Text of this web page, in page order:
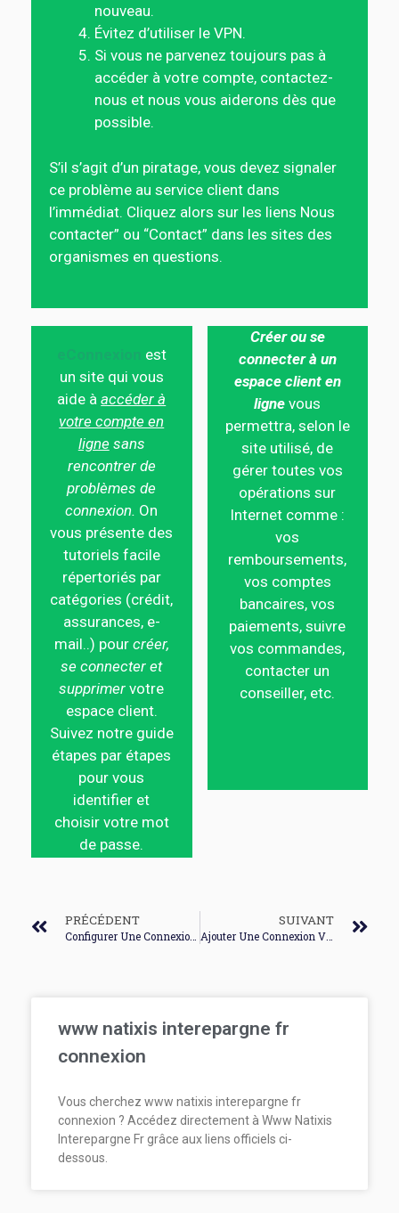
nouveau.
Évitez d’utiliser le VPN.
Si vous ne parvenez toujours pas à
accéder à votre compte, contactez-
nous et nous vous aiderons dès que
possible.
S’il s’agit d’un piratage, vous devez signaler
ce problème au service client dans
l’immédiat. Cliquez alors sur les liens Nous
contacter” ou “Contact” dans les sites des
organismes en questions.
est
un site qui vous
aide àaccéder à
votre compte en
ligne sans
rencontrer de
problèmes de
connexion. On
vous présente des
tutoriels facile
répertoriés par
catégories (crédit,
assurances, e-
mail..) pour créer,
se connecter et
supprimer votre
espace client.
Suivez notre guide
étapes par étapes
pour vous
identifier et
choisir votre mot
de passe.
Créer ou se
connecter à un
espace client en
ligne vous
permettra, selon le
site utilisé, de
gérer toutes vos
opérations sur
Internet comme :
vos
remboursements,
vos comptes
bancaires, vos
paiements, suivre
vos commandes,
contacter un
conseiller, etc.
PRÉCÉDENT SUIVANT
Ajouter Une Connexion Vpn
www natixis interepargne fr
connexion
Vous cherchez www natixis interepargne fr
connexion ? Accédez directement à Www Natixis
Interepargne Fr grâce aux liens officiels ci-
dessous.